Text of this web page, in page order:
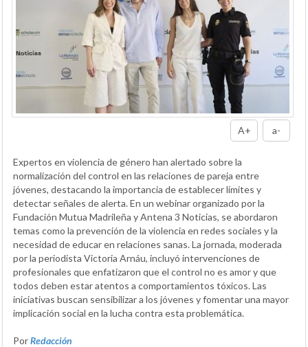
A+ a-
Expertos en violencia de género han alertado sobre la
normalización del control en las relaciones de pareja entre
jóvenes, destacando la importancia de establecer límites y
detectar señales de alerta. En un webinar organizado por la
Fundación Mutua Madrileña y Antena 3 Noticias, se abordaron
temas como la prevención de la violencia en redes sociales y la
necesidad de educar en relaciones sanas. La jornada, moderada
por la periodista Victoria Arnáu, incluyó intervenciones de
profesionales que enfatizaron que el control no es amor y que
todos deben estar atentos a comportamientos tóxicos. Las
iniciativas buscan sensibilizar a los jóvenes y fomentar una mayor
implicación social en la lucha contra esta problemática.
PorRedacción